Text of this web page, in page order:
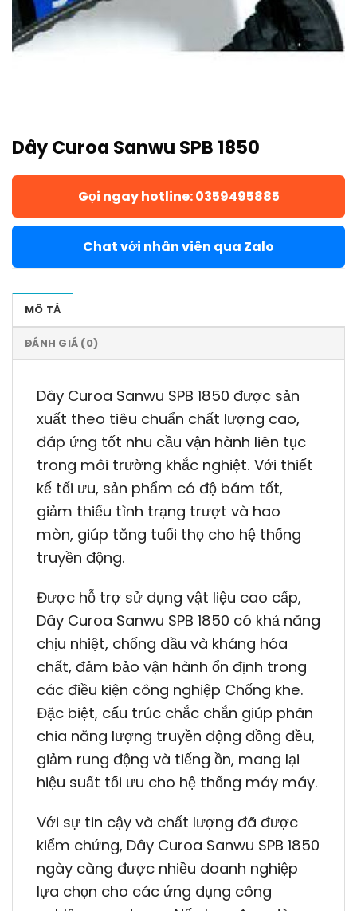
Dây Curoa Sanwu SPB 1850
Gọi ngay hotline: 0359495885
Chat với nhân viên qua Zalo
MÔ TẢ
ĐÁNH GIÁ (0)
Dây Curoa Sanwu SPB 1850 được sản
xuất theo tiêu chuẩn chất lượng cao,
đáp ứng tốt nhu cầu vận hành liên tục
trong môi trường khắc nghiệt. Với thiết
kế tối ưu, sản phẩm có độ bám tốt,
giảm thiểu tình trạng trượt và hao
mòn, giúp tăng tuổi thọ cho hệ thống
truyền động.
Được hỗ trợ sử dụng vật liệu cao cấp,
Dây Curoa Sanwu SPB 1850 có khả năng
chịu nhiệt, chống dầu và kháng hóa
chất, đảm bảo vận hành ổn định trong
các điều kiện công nghiệp Chống khe.
Đặc biệt, cấu trúc chắc chắn giúp phân
chia năng lượng truyền động đồng đều,
giảm rung động và tiếng ồn, mang lại
hiệu suất tối ưu cho hệ thống máy máy.
Với sự tin cậy và chất lượng đã được
kiểm chứng, Dây Curoa Sanwu SPB 1850
ngày càng được nhiều doanh nghiệp
lựa chọn cho các ứng dụng công